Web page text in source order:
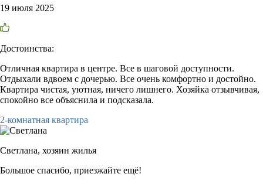
19 июля 2025
Достоинства:
Отличная квартира в центре. Все в шаговой доступности.
Отдыхали вдвоем с дочерью. Все очень комфортно и достойно.
Квартира чистая, уютная, ничего лишнего. Хозяйка отзывчивая,
спокойно все объяснила и подсказала.
2-комнатная квартира
Светлана, хозяин жилья
Большое спасибо, приезжайте ещё!